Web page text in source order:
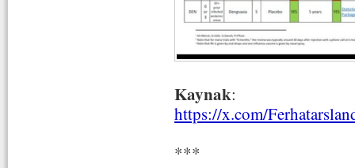
Kaynak:
https://x.com/
***